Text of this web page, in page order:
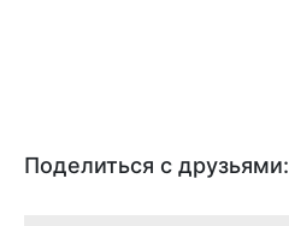
Поделиться с друзьями: